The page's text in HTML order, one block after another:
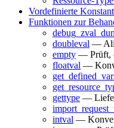
Vordefinierte
Funktionen zur
doubleval —
empty — Prüft,
floatval —
gettype —
intval —